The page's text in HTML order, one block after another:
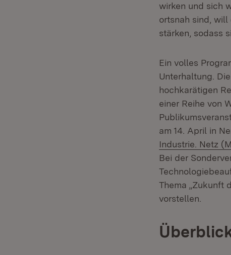
wirken und sich
ortsnah sind,
stärken, sodass
Ein volles
Unterhaltung.
hochkarätigen
einer Reihe von
am 14. April in
Industrie. Netz
Bei der
Thema „Zukunft
vorstellen.